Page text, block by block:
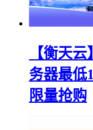
【衡天
务器最低
限量抢购